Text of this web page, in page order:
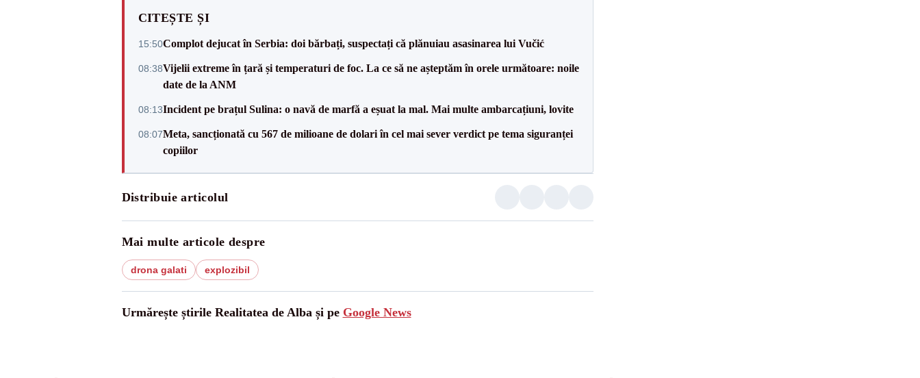
CITEȘTE ȘI
15:50Complot dejucat în Serbia: doi bărbați, suspectați că plănuiau asasinarea lui Vučić
08:38Vijelii extreme în țară și temperaturi de foc. La ce să ne așteptăm în orele următoare: noile
date de la ANM
08:13Incident pe brațul Sulina: o navă de marfă a eșuat la mal. Mai multe ambarcațiuni, lovite
08:07Meta, sancționată cu 567 de milioane de dolari în cel mai sever verdict pe tema siguranței
copiilor
Distribuie articolul
Mai multe articole despre
drona galati explozibil
Urmărește știrile Realitatea de Alba și pe Google News